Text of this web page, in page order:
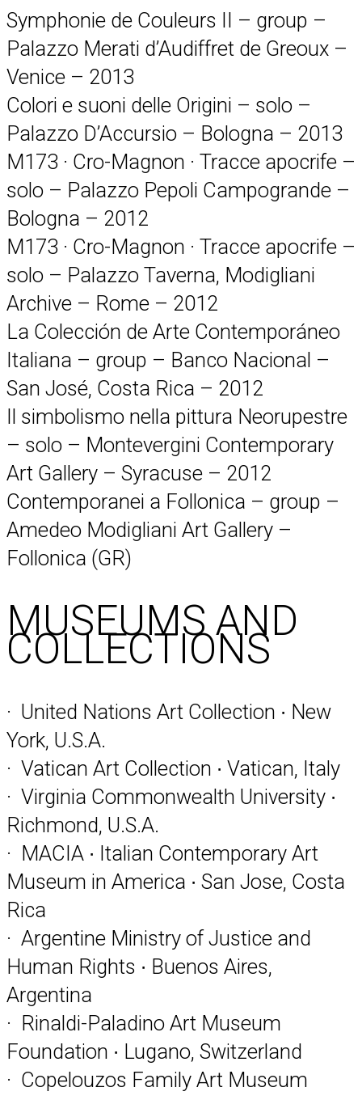
Symphonie de Couleurs II – group –
Palazzo Merati d’Audiffret de Greoux –
Venice – 2013
Colori e suoni delle Origini – solo –
Palazzo D’Accursio – Bologna – 2013
M173 · Cro-Magnon · Tracce apocrife –
solo – Palazzo Pepoli Campogrande –
Bologna – 2012
M173 · Cro-Magnon · Tracce apocrife –
solo – Palazzo Taverna, Modigliani
Archive – Rome – 2012
La Colección de Arte Contemporáneo
Italiana – group – Banco Nacional –
San José, Costa Rica – 2012
Il simbolismo nella pittura Neorupestre
– solo – Montevergini Contemporary
Art Gallery – Syracuse – 2012
Contemporanei a Follonica – group –
Amedeo Modigliani Art Gallery –
Follonica (GR)
MUSEUMS AND
COLLECTIONS
· United Nations Art Collection ∙ New
York, U.S.A.
· Vatican Art Collection ∙ Vatican, Italy
· Virginia Commonwealth University ∙
Richmond, U.S.A.
· MACIA ∙ Italian Contemporary Art
Museum in America ∙ San Jose, Costa
Rica
· Argentine Ministry of Justice and
Human Rights ∙ Buenos Aires,
Argentina
· Rinaldi-Paladino Art Museum
Foundation ∙ Lugano, Switzerland
· Copelouzos Family Art Museum